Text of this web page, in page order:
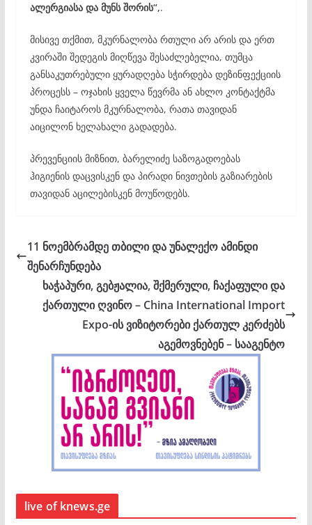
ალერგიასა და მუნს შორის“,.
მისივე თქმით, მკურნალობა რთული არ არის და ერთ
კვირაში შედეგის მიღწევა შესაძლებელია, თუმცა
განსაკუთრებული ყურადღება სჭირდება დეზინფექციის
პროცესს – ოჯახის ყველა წევრმა ან ახლო კონტაქტმა
უნდა ჩაიტაროს მკურნალობა, რათა თავიდან
აიცილონ ხელახალი გადადება.
პრევენციის მიზნით, ბარელიძე საზოგადოებას
ჰიგიენის დაცვისკენ და პირადი ნივთების გაზიარების
თავიდან აცილებისკენ მოუწოდებს.
11 ნოემბრამდე თბილი და უნალექო ამინდი
შენარჩუნდება
ხაჭაპური, გებჟალია, შქმერული, ჩაქაფული და
ქართული ღვინო – China International Import
Expo-ის ვიზიტორები ქართულ კერძებს
აგემოვნებენ – სააგენტო
live of knews.ge